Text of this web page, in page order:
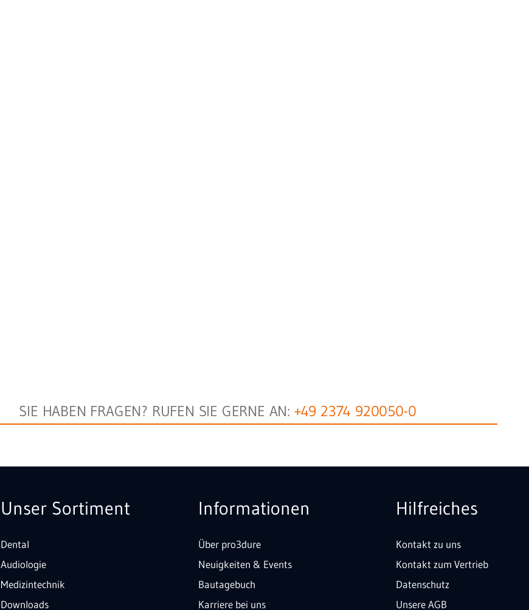
SIE HABEN FRAGEN? RUFEN SIE GERNE AN: +49 2374 920050-0
Unser Sortiment
Dental
Audiologie
Medizintechnik
Downloads
Informationen
Über pro3dure
Neuigkeiten & Events
Bautagebuch
Karriere bei uns
Hilfreiches
Kontakt zu uns
Kontakt zum Vertrieb
Datenschutz
Unsere AGB